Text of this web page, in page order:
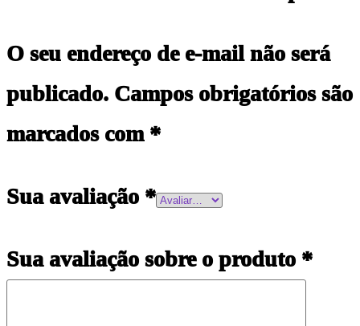
O seu endereço de e-mail não será
publicado. Campos obrigatórios são
marcados com *
Sua avaliação *
Sua avaliação sobre o produto *